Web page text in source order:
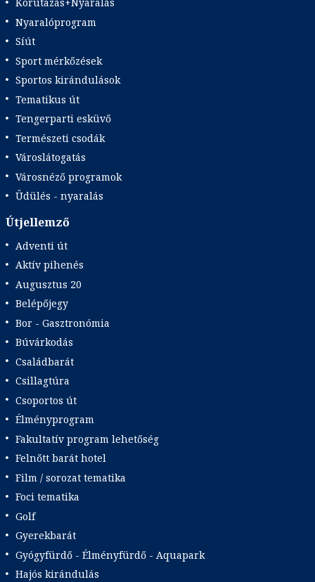
Körutazás+Nyaralás
Nyaralóprogram
Síút
Sport mérkőzések
Sportos kirándulások
Tematikus út
Tengerparti esküvő
Természeti csodák
Városlátogatás
Városnéző programok
Üdülés - nyaralás
Útjellemző
Adventi út
Aktív pihenés
Augusztus 20
Belépőjegy
Bor - Gasztronómia
Búvárkodás
Családbarát
Csillagtúra
Csoportos út
Élményprogram
Fakultatív program lehetőség
Felnőtt barát hotel
Film / sorozat tematika
Foci tematika
Golf
Gyerekbarát
Gyógyfürdő - Élményfürdő - Aquapark
Hajós kirándulás